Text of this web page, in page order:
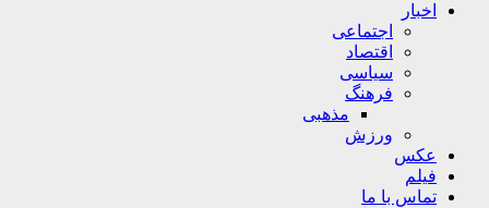
اخبار
اجتماعی
اقتصاد
سیاسی
فرهنگ
مذهبی
ورزش
عکس
فیلم
تماس با ما